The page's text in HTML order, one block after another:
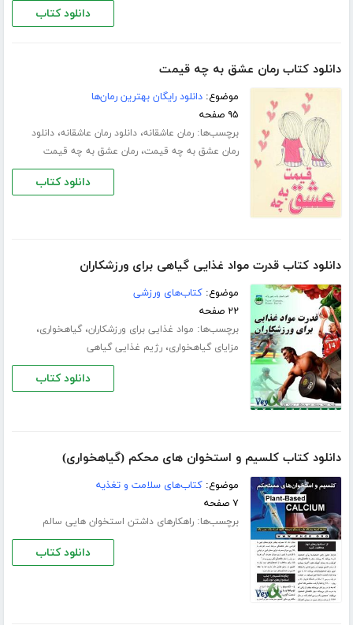
دانلود کتاب
دانلود کتاب رمان عشق به چه قیمت
موضوع:دانلود رایگان بهترین رمان‌ها
۹۵ صفحه
برچسب‌ها:رمان عاشقانه،دانلود رمان عاشقانه،دانلود
رمان عشق به چه قیمت،رمان عشق به چه قیمت
دانلود کتاب
دانلود کتاب قدرت مواد غذایی گیاهی برای ورزشکاران
موضوع:کتاب‌های ورزشی
۲۲ صفحه
برچسب‌ها: مواد غذایی برای ورزشکاران،گیاهخواری،
مزایای گیاهخواری،رژیم غذایی گیاهی
دانلود کتاب
دانلود کتاب کلسیم و استخوان های محکم (گیاهخواری)
موضوع:کتاب‌های سلامت و تغذیه
۷ صفحه
برچسب‌ها:راهکارهای داشتن استخوان هایی سالم
دانلود کتاب